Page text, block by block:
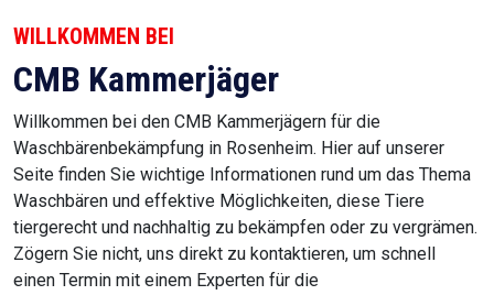
WILLKOMMEN BEI
CMB Kammerjäger
Willkommen bei den CMB Kammerjägern für die
Waschbärenbekämpfung in Rosenheim. Hier auf unserer
Seite finden Sie wichtige Informationen rund um das Thema
Waschbären und effektive Möglichkeiten, diese Tiere
tiergerecht und nachhaltig zu bekämpfen oder zu vergrämen.
Zögern Sie nicht, uns direkt zu kontaktieren, um schnell
einen Termin mit einem Experten für die